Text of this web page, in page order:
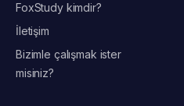
FoxStudy kimdir?
İletişim
Bizimle çalışmak ister
misiniz?